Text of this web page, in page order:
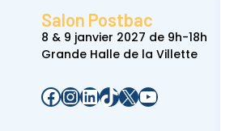
Salon Postbac
8 & 9 janvier 2027 de 9h-18h
Grande Halle de la Villette
Facebook
Instagram
LinkedIn
TikTok
X YouTube